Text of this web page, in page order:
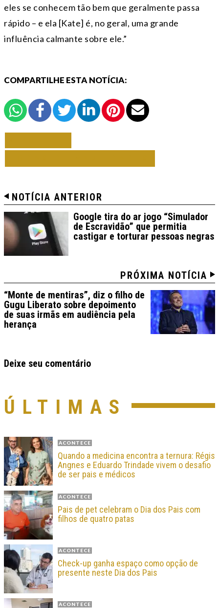
eles se conhecem tão bem que geralmente passa
rápido – e ela [Kate] é, no geral, uma grande
influência calmante sobre ele.”
COMPARTILHE ESTA NOTÍCIA:
NOTÍCIA ANTERIOR
Google tira do ar jogo “Simulador
de Escravidão” que permitia
castigar e torturar pessoas negras
PRÓXIMA NOTÍCIA
“Monte de mentiras”, diz o filho de
Gugu Liberato sobre depoimento
de suas irmãs em audiência pela
herança
Deixe seu comentário
ÚLTIMAS
ACONTECE
Quando a medicina encontra a ternura: Régis
Angnes e Eduardo Trindade vivem o desafio
de ser pais e médicos
ACONTECE
Pais de pet celebram o Dia dos Pais com
filhos de quatro patas
ACONTECE
Check-up ganha espaço como opção de
presente neste Dia dos Pais
ACONTECE